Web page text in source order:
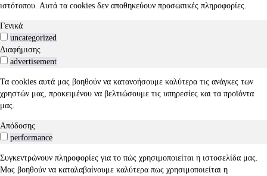
ιστότοπου. Αυτά τα cookies δεν αποθηκεύουν προσωπικές πληροφορίες.
Γενικά
uncategorized
Διαφήμισης
advertisement
Τα cookies αυτά μας βοηθούν να κατανοήσουμε καλύτερα τις ανάγκες των
χρηστών μας, προκειμένου να βελτιώσουμε τις υπηρεσίες και τα προϊόντα
μας.
Απόδοσης
performance
Συγκεντρώνουν πληροφορίες για το πώς χρησιμοποιείται η ιστοσελίδα μας.
Μας βοηθούν να καταλαβαίνουμε καλύτερα πως χρησιμοποιείται η